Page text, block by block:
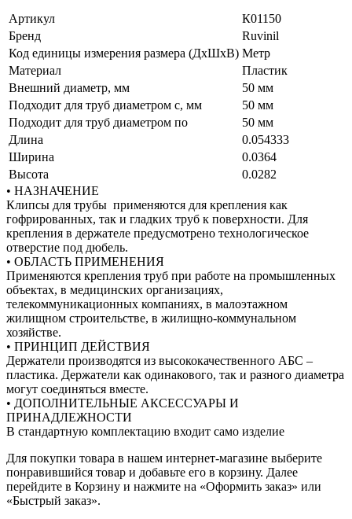
Артикул
К01150
Бренд
Ruvinil
Код единицы измерения размера (ДхШхВ) Метр
Материал
Пластик
Внешний диаметр, мм
50 мм
Подходит для труб диаметром с, мм
50 мм
Подходит для труб диаметром по
50 мм
Длина
0.054333
Ширина
0.0364
Высота
0.0282
• НАЗНАЧЕНИЕ
Клипсы для трубы применяются для крепления как
гофрированных, так и гладких труб к поверхности. Для
крепления в держателе предусмотрено технологическое
отверстие под дюбель.
• ОБЛАСТЬ ПРИМЕНЕНИЯ
Применяются крепления труб при работе на промышленных
объектах, в медицинских организациях,
телекоммуникационных компаниях, в малоэтажном
жилищном строительстве, в жилищно-коммунальном
хозяйстве.
• ПРИНЦИП ДЕЙСТВИЯ
Держатели производятся из высококачественного АБС –
пластика. Держатели как одинакового, так и разного диаметра
могут соединяться вместе.
• ДОПОЛНИТЕЛЬНЫЕ АКСЕССУАРЫ И
ПРИНАДЛЕЖНОСТИ
В стандартную комплектацию входит само изделие
Для покупки товара в нашем интернет-магазине выберите
понравившийся товар и добавьте его в корзину. Далее
перейдите в Корзину и нажмите на «Оформить заказ» или
«Быстрый заказ».